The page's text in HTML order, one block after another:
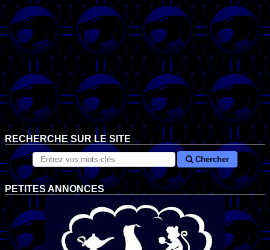
RECHERCHE SUR LE SITE
Chercher
PETITES ANNONCES